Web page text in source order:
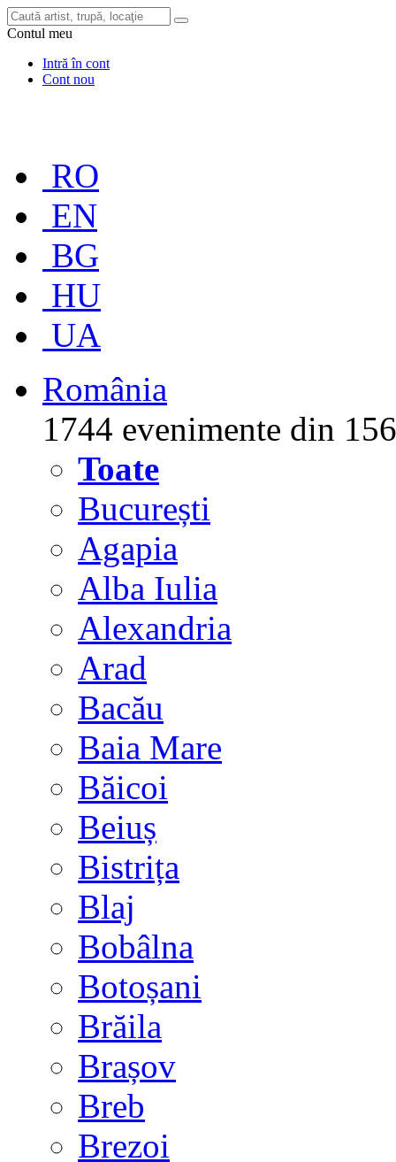
Contul meu
Intră în cont
Cont nou
RO
EN
BG
HU
UA
România
1744 evenimente din
Toate
București
Agapia
Alba Iulia
Alexandria
Arad
Bacău
Baia Mare
Băicoi
Beiuș
Bistrița
Blaj
Bobâlna
Botoșani
Brăila
Brașov
Breb
Brezoi